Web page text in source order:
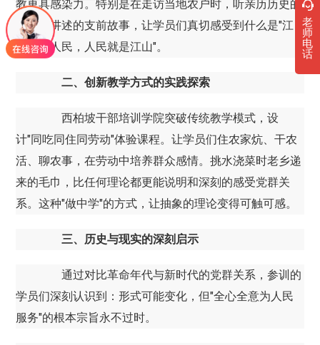
教更具感染力。特别是在走访当地农户时，听亲历历史的
老人们讲述的支前故事，让学员们真切感受到什么是"江
山就是人民，人民就是江山"。
二、创新教学方式的实践探索
西柏坡干部培训学院突破传统教学模式，设
计"同吃同住同劳动"体验课程。让学员们住农家炕、干农
活、聊农事，在劳动中培养群众感情。挑水浇菜时老乡递
来的毛巾，比任何理论都更能说明和深刻的感受党群关
系。这种"做中学"的方式，让抽象的理论变得可触可感。
三、历史与现实的深刻启示
通过对比革命年代与新时代的党群关系，参训的
学员们深刻认识到：形式可能变化，但"全心全意为人民
服务"的根本宗旨永不过时。
老
师
电
话